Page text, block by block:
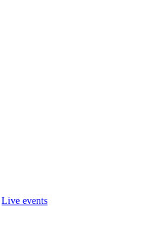
Live events